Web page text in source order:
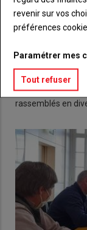
08 avril 2021
Depuis le 2 avril,
rassemblés en
revenir sur vos
préférences
Paramétrer mes
Tout refuser